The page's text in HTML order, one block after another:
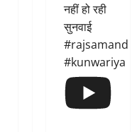
नहीं हो रही
सुनवाई
#rajsamand
#kunwariya